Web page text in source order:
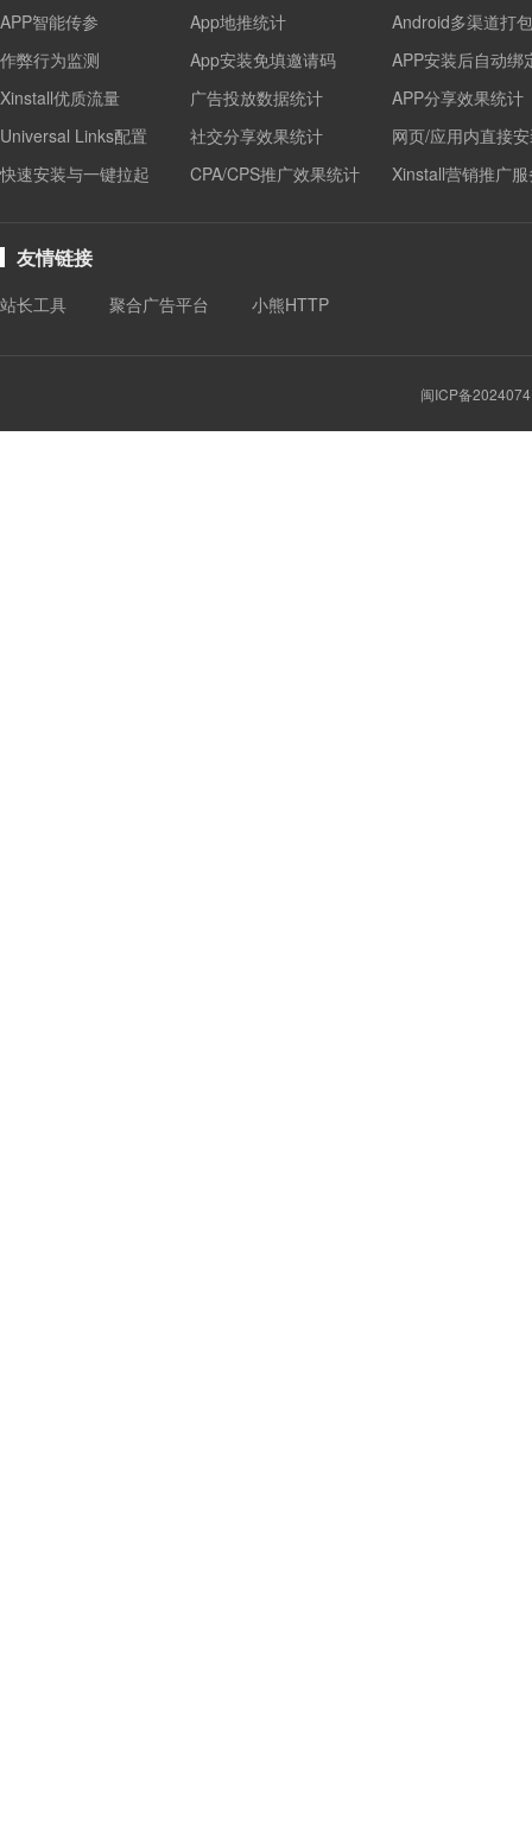
APP智能传参
作弊行为监测
Xinstall优质流量
Universal Links配置
快速安装与一键拉起
App地推统计
Android多渠道打包
App安装免填邀请码
APP安装后自动绑
广告投放数据统计
APP分享效果统计
社交分享效果统计
网页/应用内直接
CPA/CPS推广效果统计
Xinstall营销推广
友情链接
站长工具 聚合广告平台 小熊HTTP
闽ICP备